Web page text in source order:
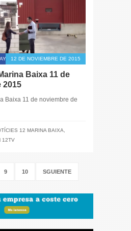
COMENTARIOS
12 DE NOVIEMBRE DE 2015
Baixa 11 de
2015
Baixa 11 de noviembre de
12 MARINA BAIXA
12TV
9 10 SGUIENTE